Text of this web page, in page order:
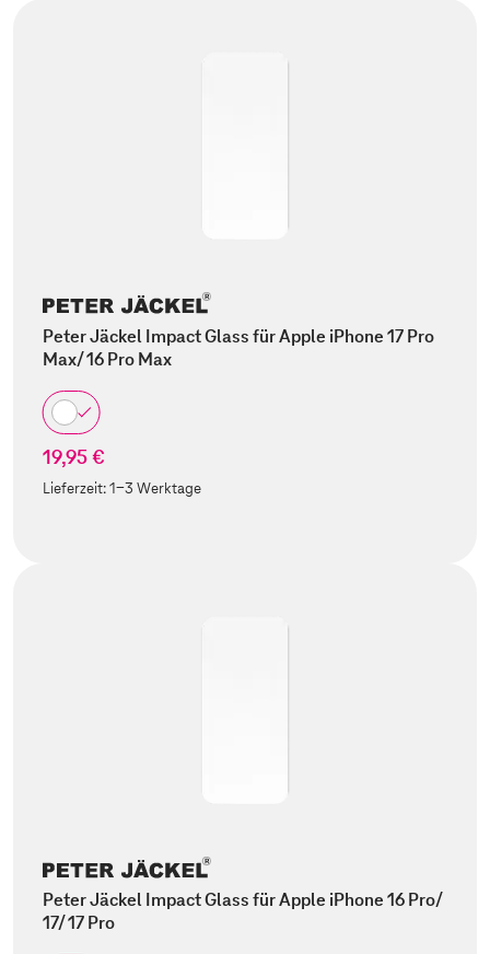
Peter Jäckel Impact Glass für Apple iPhone 17 Pro
Max/ 16 Pro Max
19,95 €
Lieferzeit:1-3 Werktage
Peter Jäckel Impact Glass für Apple iPhone 16 Pro/
17/ 17 Pro